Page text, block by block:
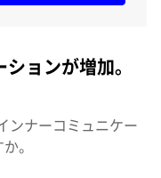
ョンが増加。
ンナーコミュニケー
。